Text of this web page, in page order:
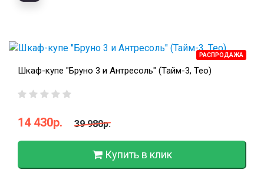
РАСПРОДАЖА
Шкаф-купе "Бруно 3 и Антресоль" (Тайм-3, Тео)
14 430р. 39 980р.
Купить в клик